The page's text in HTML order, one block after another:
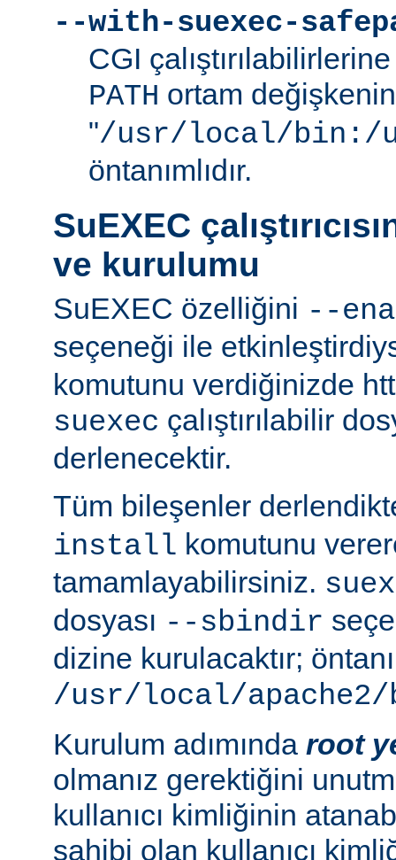
--with-suexec-
CGI
PATH ortam
"/usr/local/bin:/
öntanımlıdır.
SuEXEC
ve kurulumu
SuEXEC özelliğini --
seçeneği ile
komutunu verdiğinizde
suexec çalıştırılabilir
derlenecektir.
Tüm bileşenler
install komutunu
tamamlayabilirsiniz.
dosyası --sbindir
dizine kurulacaktır;
/usr/local/
Kurulum adımında root
olmanız gerektiğini
kullanıcı kimliğinin
sahibi olan kullanıcı